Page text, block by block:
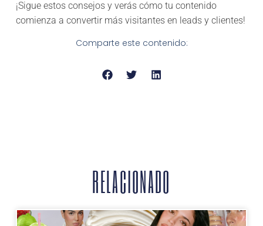
¡Sigue estos consejos y verás cómo tu contenido
comienza a convertir más visitantes en leads y clientes!
Comparte este contenido:
RELACIONADO